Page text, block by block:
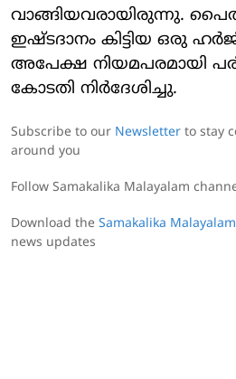
വാങ്ങിയവരായിരുന്നു.
ഇഷ്ടദാനം കിട്ടിയ ഒരു
അപേക്ഷ നിയമപരമായി
കോടതി നിർദേശിച്ചു.
Subscribe to our Newsletter to stay
around you
Follow Samakalika Malayalam
Download the Samakalika
news updates